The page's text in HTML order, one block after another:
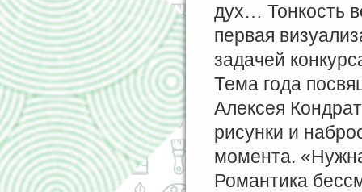
дух… Тонкость
первая
задачей
Тема года
Алексея
рисунки и
момента.
Романтика